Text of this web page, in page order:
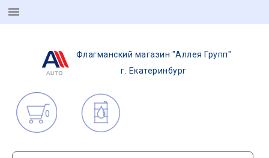
Флагманский магазин "Аллея Групп"
г. Екатеринбург
0